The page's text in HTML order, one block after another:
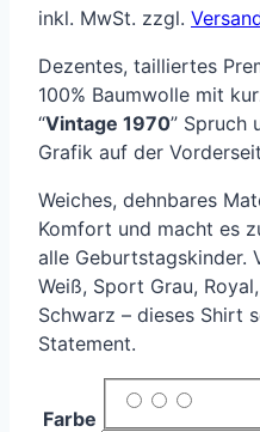
inkl. MwSt. zzgl.
Dezentes, tailliertes
100% Baumwolle mit
“Vintage 1970” Spruch
Grafik auf der
Weiches, dehnbares
Komfort und macht es
alle Geburtstagskinder.
Weiß, Sport Grau,
Schwarz – dieses Shirt
Statement.
Farbe